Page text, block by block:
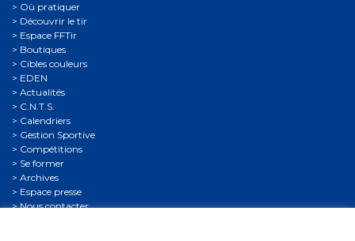
Où pratiquer
Découvrir le tir
Espace FFTir
Boutiques
Cibles couleurs
EDEN
Actualités
C.N.T.S.
Calendriers
Gestion Sportive
Compétitions
Se former
Archives
Espace presse
Nous contacter